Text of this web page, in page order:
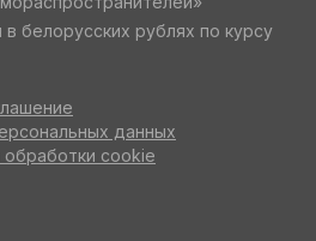
белорусских рублях по курсу
данных
cookie